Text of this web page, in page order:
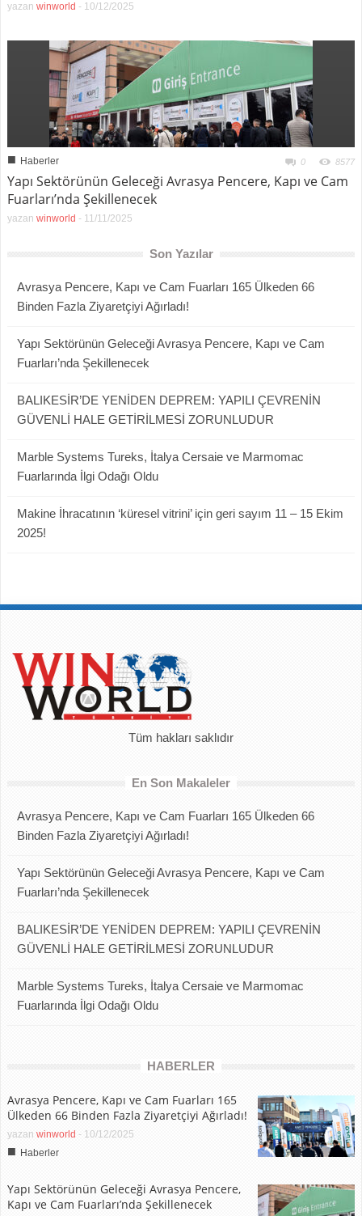
yazan winworld - 10/12/2025
■ Haberler 0 8577
Yapı Sektörünün Geleceği Avrasya Pencere, Kapı ve Cam
Fuarları’nda Şekillenecek
yazan winworld - 11/11/2025
Son Yazılar
Avrasya Pencere, Kapı ve Cam Fuarları 165 Ülkeden 66
Binden Fazla Ziyaretçiyi Ağırladı!
Yapı Sektörünün Geleceği Avrasya Pencere, Kapı ve Cam
Fuarları’nda Şekillenecek
BALIKESİR’DE YENİDEN DEPREM: YAPILI ÇEVRENİN
GÜVENLİ HALE GETİRİLMESİ ZORUNLUDUR
Marble Systems Tureks, İtalya Cersaie ve Marmomac
Fuarlarında İlgi Odağı Oldu
Makine İhracatının ‘küresel vitrini’ için geri sayım 11 – 15 Ekim
2025!
Tüm hakları saklıdır
En Son Makaleler
Avrasya Pencere, Kapı ve Cam Fuarları 165 Ülkeden 66
Binden Fazla Ziyaretçiyi Ağırladı!
Yapı Sektörünün Geleceği Avrasya Pencere, Kapı ve Cam
Fuarları’nda Şekillenecek
BALIKESİR’DE YENİDEN DEPREM: YAPILI ÇEVRENİN
GÜVENLİ HALE GETİRİLMESİ ZORUNLUDUR
Marble Systems Tureks, İtalya Cersaie ve Marmomac
Fuarlarında İlgi Odağı Oldu
HABERLER
Avrasya Pencere, Kapı ve Cam Fuarları 165
Ülkeden 66 Binden Fazla Ziyaretçiyi Ağırladı!
yazan winworld - 10/12/2025
■ Haberler
Yapı Sektörünün Geleceği Avrasya Pencere,
Kapı ve Cam Fuarları’nda Şekillenecek